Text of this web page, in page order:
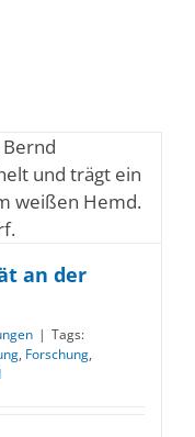
an der
| Tags:
, Forschung,